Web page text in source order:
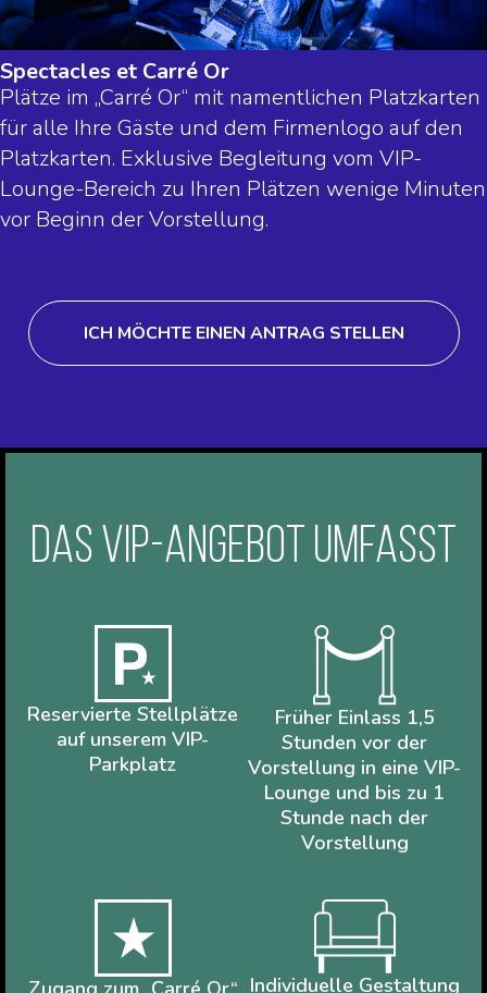
Spectacles et Carré Or
Plätze im „Carré Or“ mit namentlichen Platzkarten
für alle Ihre Gäste und dem Firmenlogo auf den
Platzkarten. Exklusive Begleitung vom VIP-
Lounge-Bereich zu Ihren Plätzen wenige Minuten
vor Beginn der Vorstellung.
ICH MÖCHTE EINEN ANTRAG STELLEN
DAS VIP-ANGEBOT UMFASST
Reservierte Stellplätze
auf unserem VIP-
Parkplatz
Früher Einlass 1,5
Stunden vor der
Vorstellung in eine VIP-
Lounge und bis zu 1
Stunde nach der
Vorstellung
Individuelle Gestaltung